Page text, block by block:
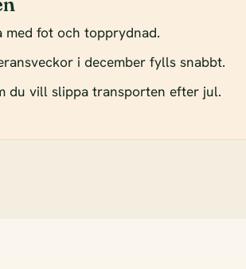
med fot och topprydnad.
i december fylls snabbt.
du vill slippa transporten efter jul.